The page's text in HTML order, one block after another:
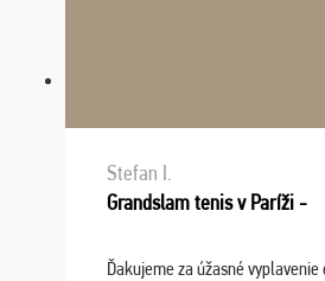
Stefan I.
Grandslam tenis v Paríži -
Ďakujeme za úžasné